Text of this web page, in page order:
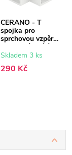
CERANO - T
spojka pro
sprchovou vzpěru
- hranatá - bílá
matná
Skladem 3 ks
290 Kč